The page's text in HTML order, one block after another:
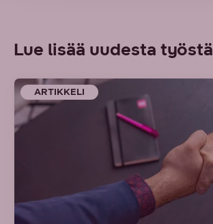
Lue lisää uudesta työstä
ARTIKKELI